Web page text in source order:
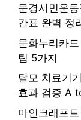
문경시민운
간표 완벽 정
문화누리카
팁 5가지
탈모 치료기
효과 검증 A
마인크래프